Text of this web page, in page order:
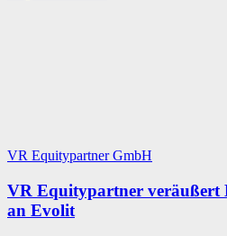
VR Equitypartner GmbH
VR Equitypartner veräußert
an Evolit